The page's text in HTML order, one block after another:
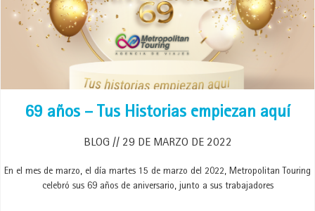
69 años – Tus Historias empiezan aquí
BLOG 29 DE MARZO DE 2022
En el mes de marzo, el día martes 15 de marzo del 2022, Metropolitan Touring
celebró sus 69 años de aniversario, junto a sus trabajadores